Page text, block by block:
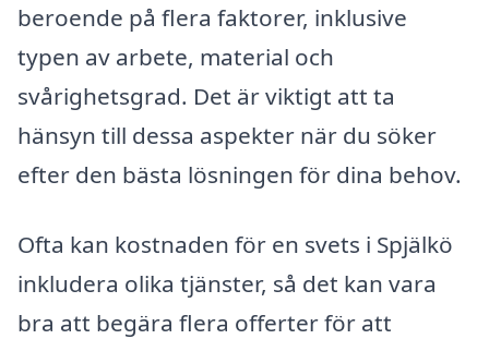
beroende på flera faktorer, inklusive
typen av arbete, material och
svårighetsgrad. Det är viktigt att ta
hänsyn till dessa aspekter när du söker
efter den bästa lösningen för dina behov.
Ofta kan kostnaden för en svets i Spjälkö
inkludera olika tjänster, så det kan vara
bra att begära flera offerter för att